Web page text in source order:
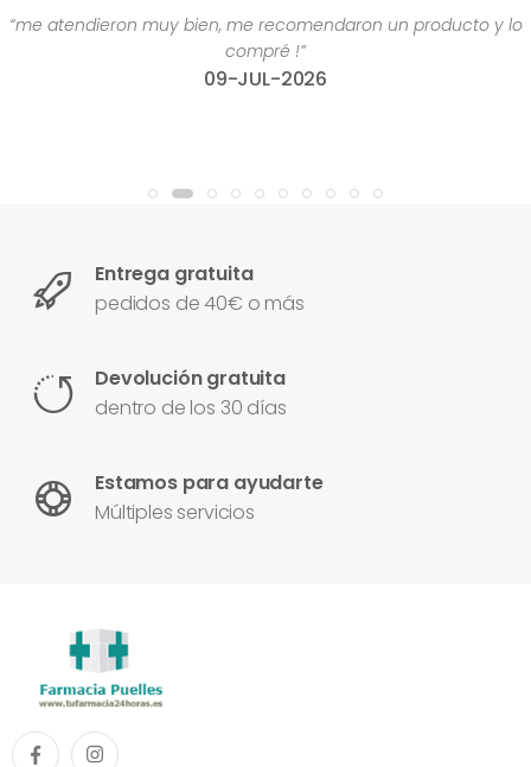
“me atendieron muy bien, me recomendaron un producto y lo
compré !”
09-JUL-2026
Entrega gratuita
pedidos de 40€ o más
Devolución gratuita
dentro de los 30 días
Estamos para ayudarte
Múltiples servicios